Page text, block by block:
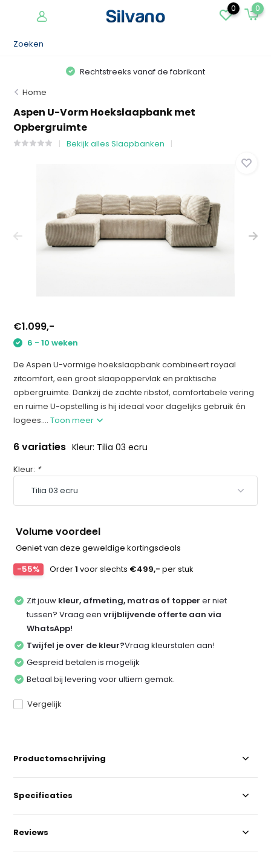
0 0
Rechtstreeks vanaf de fabrikant
Home
Aspen U-Vorm Hoekslaapbank met
Opbergruimte
Bekijk alles Slaapbanken
€1.099,-
6 - 10 weken
De Aspen U-vormige hoekslaapbank combineert royaal
zitcomfort, een groot slaapoppervlak en praktische
opbergruimte. Dankzij de zachte ribstof, comfortabele vering
en ruime U-opstelling is hij ideaal voor dagelijks gebruik én
logees....Toon meer
6 variaties Kleur: Tilia 03 ecru
Kleur: *
Volume voordeel
Geniet van deze geweldige kortingsdeals
-55%
Order1 voor slechts €499,- per stuk
Zit jouw kleur, afmeting, matras of topper er niet
tussen? Vraag eenvrijblijvende offerte aan via
WhatsApp!
Twijfel je over de kleur?Vraag kleurstalen aan!
Gespreid betalen is mogelijk
Betaal bij levering voor ultiem gemak.
Vergelijk
Productomschrijving
Specificaties
Reviews